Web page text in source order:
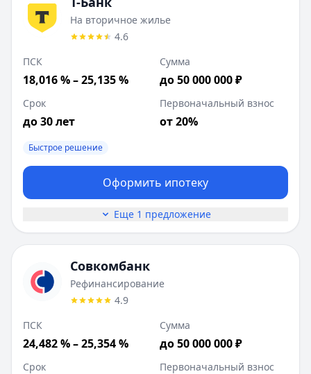
На вторичное жилье
4.6
ПСК
18,016 % – 25,135 %
Сумма
до 50 000 000 ₽
Срок
до 30 лет
Первоначальный взнос
от 20%
Быстрое решение
Оформить ипотеку
Еще 1 предложение
Совкомбанк
Рефинансирование
4.9
ПСК
24,482 % – 25,354 %
Сумма
до 50 000 000 ₽
Срок Первоначальный взнос